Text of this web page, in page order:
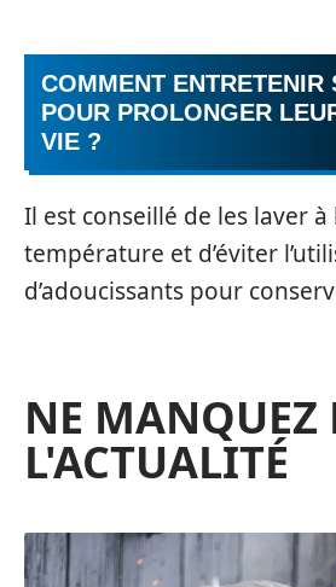
COMMENT ENTRETENIR
POUR PROLONGER
VIE ?
Il est conseillé de les laver à
température et d’éviter
d’adoucissants pour
NE MANQUEZ
L'ACTUALITÉ